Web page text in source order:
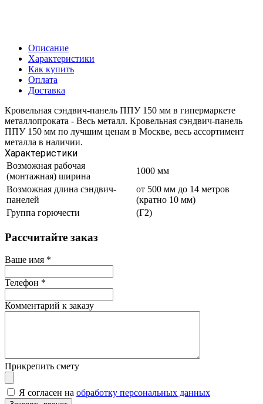
Описание
Характеристики
Как купить
Оплата
Доставка
Кровельная сэндвич-панель ППУ 150 мм в гипермаркете
металлопроката - Весь металл. Кровельная сэндвич-панель
ППУ 150 мм по лучшим ценам в Москве, весь ассортимент
металла в наличии.
Характеристики
Возможная рабочая
(монтажная) ширина
1000 мм
Возможная длина сэндвич-
панелей
от 500 мм до 14 метров
(кратно 10 мм)
Группа горючести
(Г2)
Рассчитайте заказ
Ваше имя *
Телефон *
Комментарий к заказу
Прикрепить смету
Я согласен на обработку персональных данных